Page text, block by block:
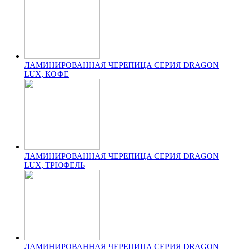
ЛАМИНИРОВАННАЯ ЧЕРЕПИЦА СЕРИЯ DRAGON
LUX, КОФЕ
ЛАМИНИРОВАННАЯ ЧЕРЕПИЦА СЕРИЯ DRAGON
LUX, ТРЮФЕЛЬ
ЛАМИНИРОВАННАЯ ЧЕРЕПИЦА СЕРИЯ DRAGON